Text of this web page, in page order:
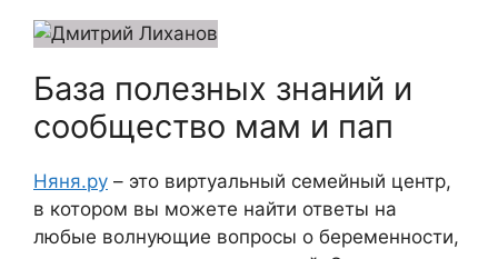
База полезных знаний и
сообщество мам и пап
Няня.ру – это виртуальный семейный центр,
в котором вы можете найти ответы на
любые волнующие вопросы о беременности,